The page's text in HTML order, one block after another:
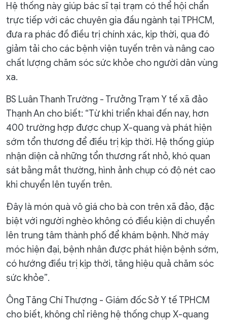
Hệ thống này giúp bác sĩ tại trạm có thể hội chẩn
trực tiếp với các chuyên gia đầu ngành tại TPHCM,
đưa ra phác đồ điều trị chính xác, kịp thời, qua đó
giảm tải cho các bệnh viện tuyến trên và nâng cao
chất lượng chăm sóc sức khỏe cho người dân vùng
xa.
BS Luân Thanh Trường - Trưởng Trạm Y tế xã đảo
Thạnh An cho biết: “Từ khi triển khai đến nay, hơn
400 trường hợp được chụp X-quang và phát hiện
sớm tổn thương để điều trị kịp thời. Hệ thống giúp
nhận diện cả những tổn thương rất nhỏ, khó quan
sát bằng mắt thường, hình ảnh chụp có độ nét cao
khi chuyển lên tuyến trên.
Đây là món quà vô giá cho bà con trên xã đảo, đặc
biệt với người nghèo không có điều kiện di chuyển
lên trung tâm thành phố để khám bệnh. Nhờ máy
móc hiện đại, bệnh nhân được phát hiện bệnh sớm,
có hướng điều trị kịp thời, tăng hiệu quả chăm sóc
sức khỏe”.
Ông Tăng Chí Thượng - Giám đốc Sở Y tế TPHCM
cho biết, không chỉ riêng hệ thống chụp X-quang